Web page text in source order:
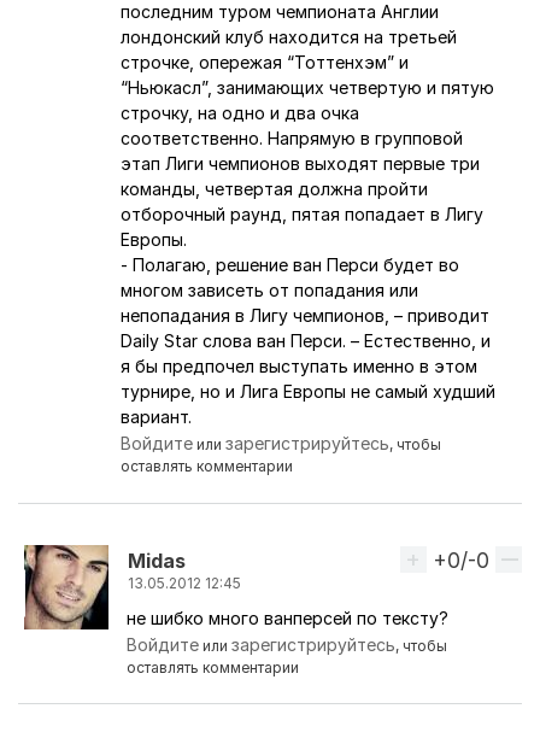
последним туром чемпионата Англии
лондонский клуб находится на третьей
строчке, опережая “Тоттенхэм” и
“Ньюкасл”, занимающих четвертую и пятую
строчку, на одно и два очка
соответственно. Напрямую в групповой
этап Лиги чемпионов выходят первые три
команды, четвертая должна пройти
отборочный раунд, пятая попадает в Лигу
Европы.
- Полагаю, решение ван Перси будет во
многом зависеть от попадания или
непопадания в Лигу чемпионов, – приводит
Daily Star слова ван Перси. – Естественно, и
я бы предпочел выступать именно в этом
турнире, но и Лига Европы не самый худший
вариант.
Войдите илизарегистрируйтесь, чтобы
оставлять комментарии
Midas
13.05.2012 12:45
Ответ на комментарий пользователяАrseR
Вверх
+0/-0
не шибко много ванперсей по тексту?
Войдите илизарегистрируйтесь, чтобы
оставлять комментарии